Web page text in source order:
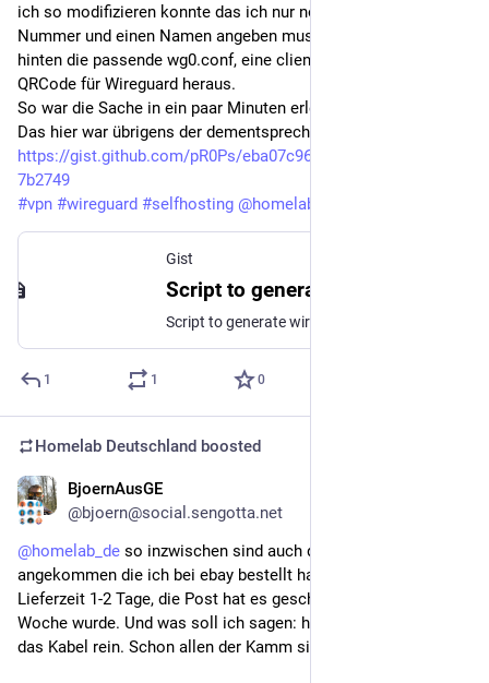
ich so modifizieren konnte das ich nur noch eine laufende
Nummer und einen Namen angeben muss und dann purzeln
hinten die passende wg0.conf, eine client.conf und ein
QRCode für Wireguard heraus.
So war die Sache in ein paar Minuten erledigt.
https://gist.github.com/pR0Ps/eba07c962447139a33e538afbb
7b2749
#vpn #wireguard #selfhosting @homelab_de
Gist
1 1 0
Homelab Deutschland boosted
BjoernAusGE
@bjoern@social.sengotta.net
@homelab_de so inzwischen sind auch die Stecker
angekommen die ich bei ebay bestellt habe. Normale
Lieferzeit 1-2 Tage, die Post hat es geschafft das daraus eine
Woche wurde. Und was soll ich sagen: hier passt dann auch
das Kabel rein. Schon allen der Kamm sieht anders aus.